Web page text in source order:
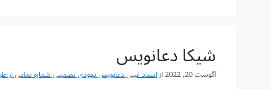
شیکا دعانویس
آگوست 20, 2022 ازاستاد غیبی دعانویس یهودی تضمینی شماره تماس از طریق واتس